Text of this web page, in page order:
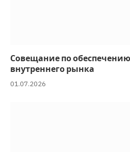
Совещание по
внутреннего рынка
01.07.2026